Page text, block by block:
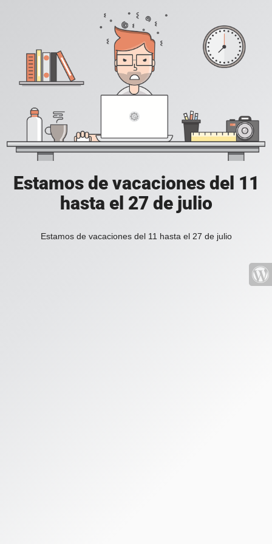
Estamos de vacaciones del 11
hasta el 27 de julio
Estamos de vacaciones del 11 hasta el 27 de julio